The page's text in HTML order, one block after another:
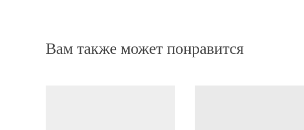
Вам также может понравится